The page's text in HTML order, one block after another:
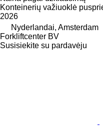
Konteinerių važiuoklė
2026
Nyderlandai, Amsterdam
Forkliftcenter BV
Susisiekite su pardavėju